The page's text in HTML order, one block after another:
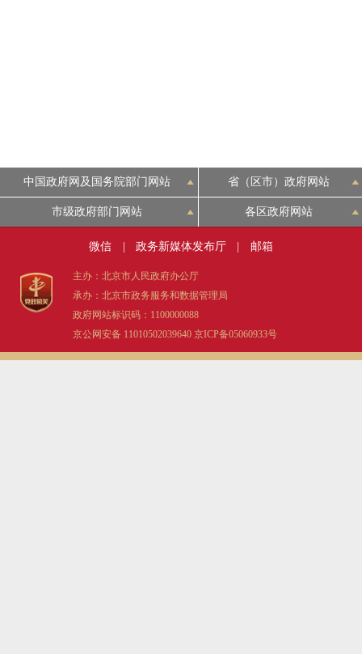
中国政府网及国务院部门网站 省（区市）政府网站
市级政府部门网站 各区政府网站
微信 政务新媒体发布厅 邮箱
主办：北京市人民政府办公厅
承办：北京市政务服务和数据管理局
政府网站标识码：1100000088
京公网安备 11010502039640 京ICP备05060933号